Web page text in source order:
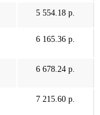
5 554.18 р.
6 165.36 р.
6 678.24 р.
7 215.60 р.